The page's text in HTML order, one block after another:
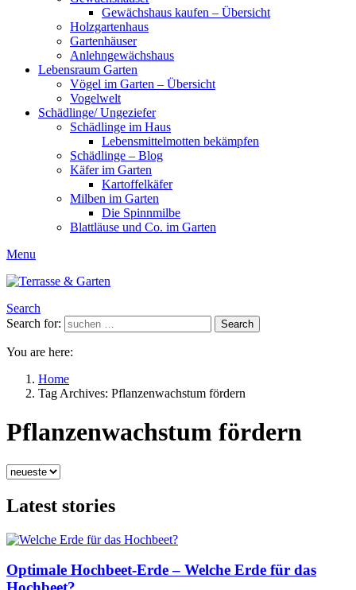
Gewächshaus kaufen – Übersicht
Holzgartenhaus
Gartenhäuser
Anlehngewächshaus
Lebensraum Garten
Vögel im Garten – Übersicht
Vogelwelt
Schädlinge/ Ungeziefer
Schädlinge im Haus
Lebensmittelmotten bekämpfen
Schädlinge – Blog
Käfer im Garten
Kartoffelkäfer
Milben im Garten
Die Spinnmilbe
Blattläuse und Co. im Garten
Menu
Search
Search for:
Search
You are here:
Home
Tag Archives: Pflanzenwachstum fördern
Pflanzenwachstum fördern
Latest stories
Optimale Hochbeet-Erde – Welche Erde für das